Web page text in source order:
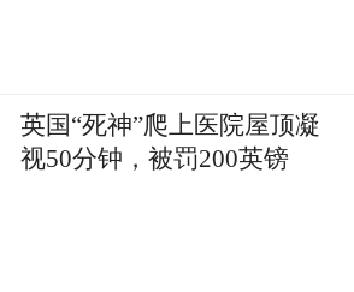
英国“死神”爬上医院屋顶凝
视50分钟，被罚200英镑